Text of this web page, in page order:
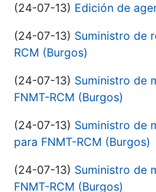
(24-07-13) Edición de
(24-07-13) Suministro de
RCM (Burgos)
(24-07-13) Suministro de
FNMT-RCM (Burgos)
(24-07-13) Suministro de
para FNMT-RCM (Burgos)
(24-07-13) Suministro de
FNMT-RCM (Burgos)